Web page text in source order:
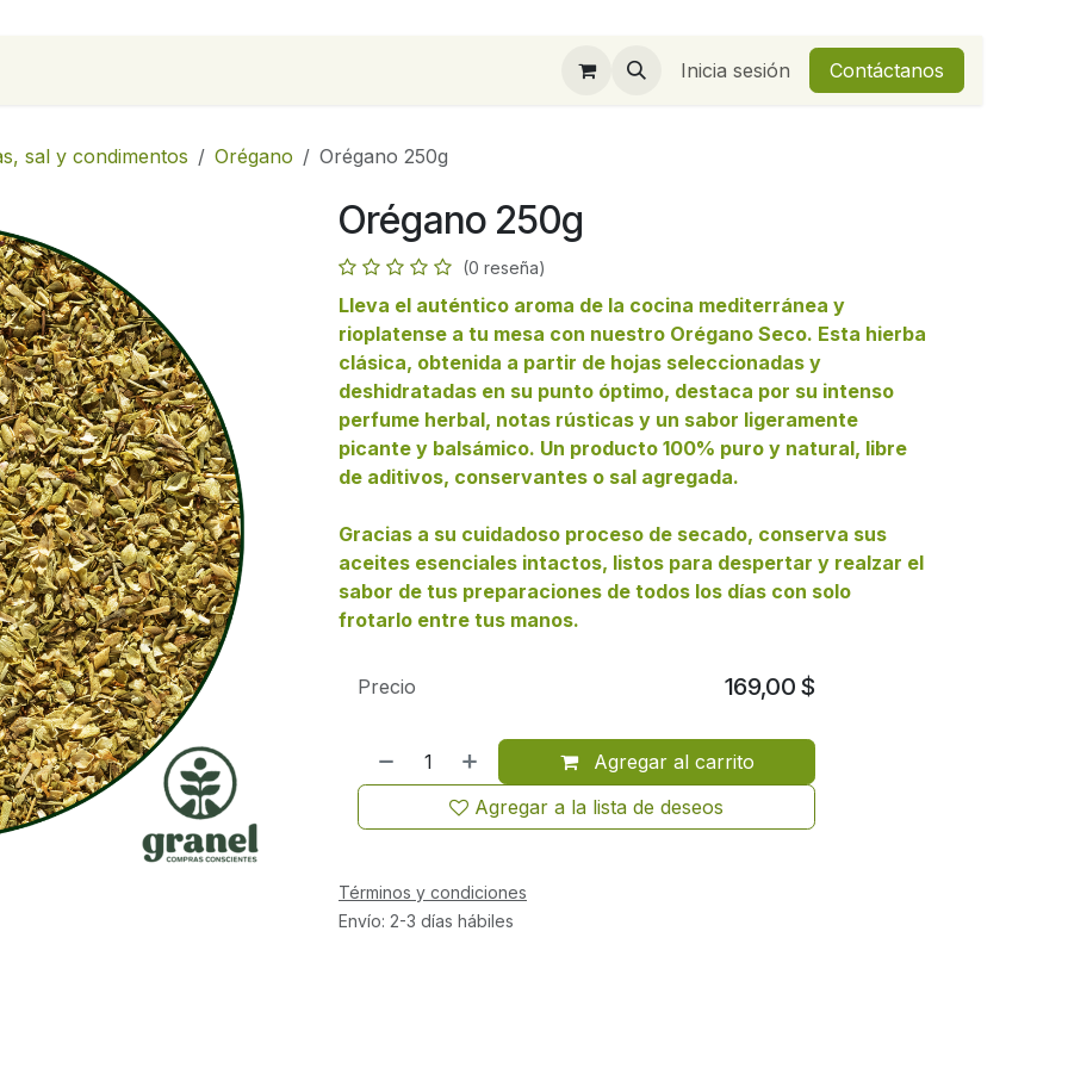
Inicia sesión Contáctanos
sal y condimentos Orégano Orégano 250g
Orégano 250g
(0 reseña)
Lleva el auténtico aroma de la cocina mediterránea y
rioplatense a tu mesa con nuestro Orégano Seco. Esta hierba
clásica, obtenida a partir de hojas seleccionadas y
deshidratadas en su punto óptimo, destaca por su intenso
perfume herbal, notas rústicas y un sabor ligeramente
picante y balsámico. Un producto 100% puro y natural, libre
de aditivos, conservantes o sal agregada.
Gracias a su cuidadoso proceso de secado, conserva sus
aceites esenciales intactos, listos para despertar y realzar el
sabor de tus preparaciones de todos los días con solo
frotarlo entre tus manos.
Agregar al carrito
Agregar a la lista de deseos
Precio 169,00 $
Términos y condiciones
Envío: 2-3 días hábiles